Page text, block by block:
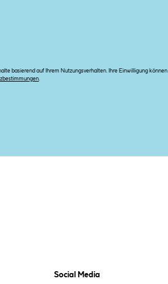
basierend auf Ihrem Nutzungsverhalten. Ihre Einwilligung können
Social Media